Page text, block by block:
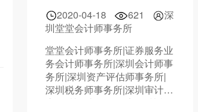
2020-04-18 621
深
圳堂堂会计师事务所
堂堂会计师事务所|证券服务业
务会计师事务所|深圳会计师事
务所|深圳资产评估师事务所|
深圳税务师事务所|深圳审计报
告|深圳资产评估报告|深圳税